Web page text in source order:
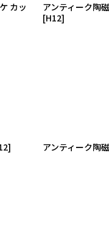
カッ
アンティーク陶
[H12]
] アンティーク陶